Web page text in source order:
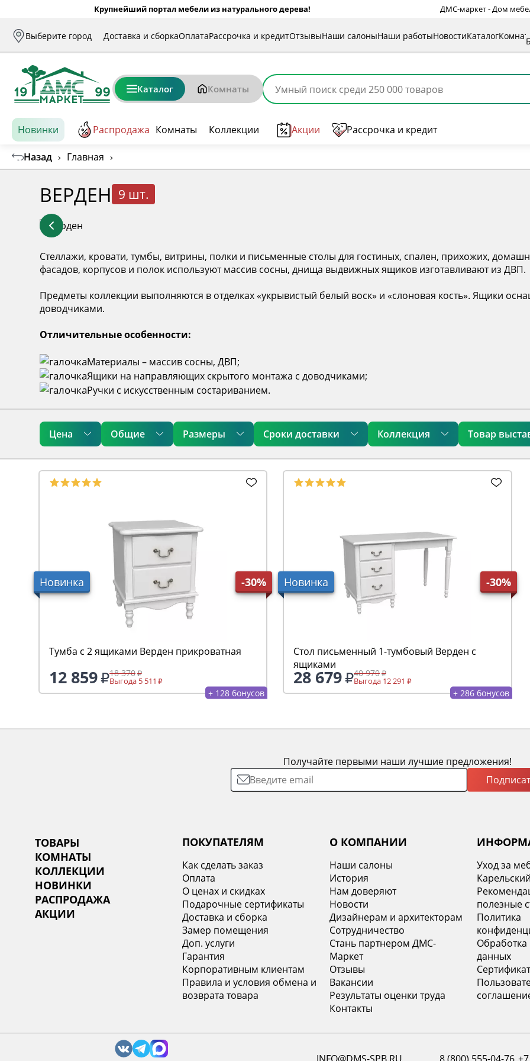
Крупнейший портал мебели из натурального дерева! ДМС-маркет - Дом
Выберите город Доставка и сборкаОплатаРассрочка и кредитОтзывыНаши салоныНаши работыНовостиКаталог
Каталог Комнаты
Новинки Распродажа Комнаты Коллекции Акции Рассрочка и кредит
Назад › Главная ›
ВЕРДЕН 9 шт.
Стеллажи, кровати, тумбы, витрины, полки и письменные столы для гостиных, спален, прихожих,
фасадов, корпусов и полок используют массив сосны, днища выдвижных ящиков изготавливают из ДВП.
Предметы коллекции выполняются в отделках «укрывистый белый воск» и «слоновая кость». Ящики
доводчиками.
Отличительные особенности:
Материалы – массив сосны, ДВП;
Ящики на направляющих скрытого монтажа с доводчиками;
Ручки с искусственным состариванием.
Цена Общие Размеры Сроки доставки Коллекция Товар
Новинка -30%
Тумба с 2 ящиками Верден прикроватная
12 859 18 370
Выгода 5 511
+ 128 бонусов
Новинка -30%
Стол письменный 1-тумбовый Верден с
ящиками
28 679 40 970
Выгода 12 291
+ 286 бонусов
Получайте первыми наши лучшие предложения!
ТОВАРЫ
КОМНАТЫ
КОЛЛЕКЦИИ
НОВИНКИ
РАСПРОДАЖА
АКЦИИ
ПОКУПАТЕЛЯМ
Как сделать заказ
Оплата
О ценах и скидках
Подарочные сертификаты
Доставка и сборка
Замер помещения
Доп. услуги
Гарантия
Корпоративным клиентам
Правила и условия обмена и
возврата товара
О КОМПАНИИ
Наши салоны
История
Нам доверяют
Новости
Дизайнерам и архитекторам
Сотрудничество
Стань партнером ДМС-
Маркет
Отзывы
Вакансии
Результаты оценки труда
Контакты
Уход за
полезные
Политика
данных